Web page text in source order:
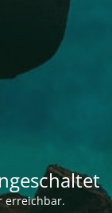
erreichbar.